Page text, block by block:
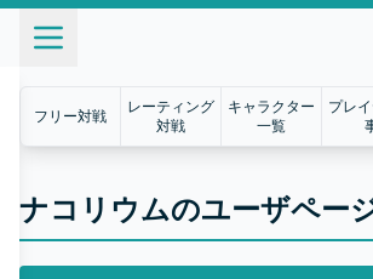
フリー対戦
レーティング
対戦
キャラクター
一覧
プレ
ナコリウムのユーザペー